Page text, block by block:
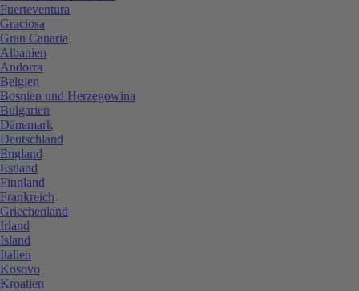
Fuerteventura
Graciosa
Gran Canaria
Albanien
Andorra
Belgien
Bosnien und Herzegowina
Bulgarien
Dänemark
Deutschland
England
Estland
Finnland
Frankreich
Griechenland
Irland
Island
Italien
Kosovo
Kroatien